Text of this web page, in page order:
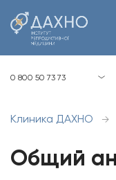
0 800 50 73 73
Клиника ДАХНО →
Общий